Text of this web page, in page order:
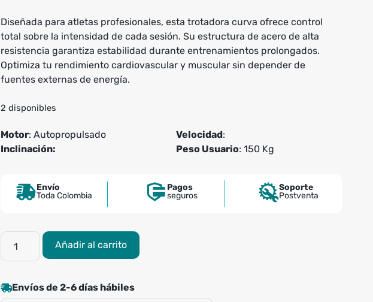
Diseñada para atletas profesionales, esta trotadora curva ofrece control
total sobre la intensidad de cada sesión. Su estructura de acero de alta
resistencia garantiza estabilidad durante entrenamientos prolongados.
Optimiza tu rendimiento cardiovascular y muscular sin depender de
fuentes externas de energía.
2 disponibles
Motor: Autopropulsado
Inclinación:
Velocidad:
Peso Usuario: 150 Kg
Envío
Toda Colombia
Pagos
seguros
Soporte
Postventa
Trotadora
Curva
Predator
S18
Añadir al carrito
Envíos de 2-6 días hábiles